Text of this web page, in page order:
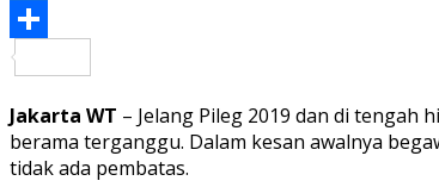
PrintFriendly
Jakarta WT – Jelang Pileg 2019 dan di
berama terganggu. Dalam kesan awalnya
tidak ada pembatas.